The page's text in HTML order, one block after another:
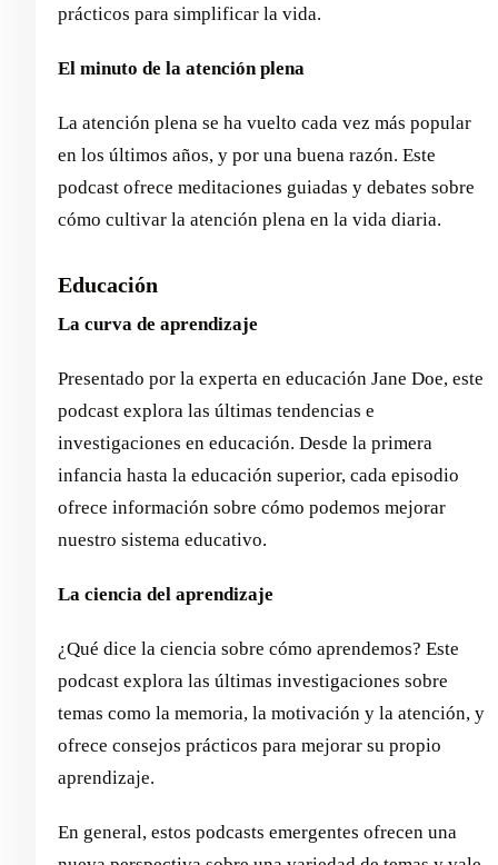
prácticos para simplificar la vida.
El minuto de la atención plena
La atención plena se ha vuelto cada vez más popular
en los últimos años, y por una buena razón. Este
podcast ofrece meditaciones guiadas y debates sobre
cómo cultivar la atención plena en la vida diaria.
Educación
La curva de aprendizaje
Presentado por la experta en educación Jane Doe, este
podcast explora las últimas tendencias e
investigaciones en educación. Desde la primera
infancia hasta la educación superior, cada episodio
ofrece información sobre cómo podemos mejorar
nuestro sistema educativo.
La ciencia del aprendizaje
¿Qué dice la ciencia sobre cómo aprendemos? Este
podcast explora las últimas investigaciones sobre
temas como la memoria, la motivación y la atención, y
ofrece consejos prácticos para mejorar su propio
aprendizaje.
En general, estos podcasts emergentes ofrecen una